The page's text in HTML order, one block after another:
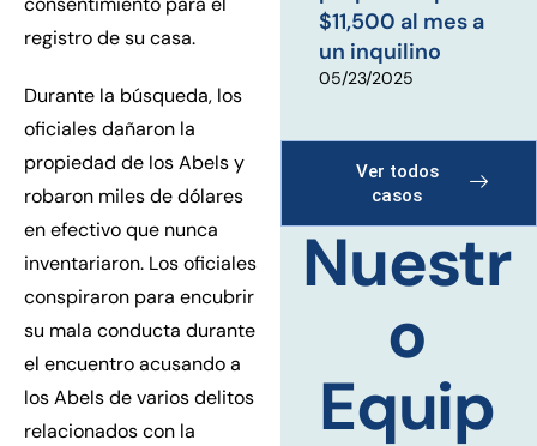
registro de su casa.
Durante la búsqueda, los
oficiales dañaron la
propiedad de los Abels y
robaron miles de dólares
en efectivo que nunca
inventariaron. Los oficiales
conspiraron para encubrir
su mala conducta durante
el encuentro acusando a
los Abels de varios delitos
relacionados con la
$11,500 al mes a
un inquilino
05/23/2025
Ver todos
casos
Nuestr
o
Equip